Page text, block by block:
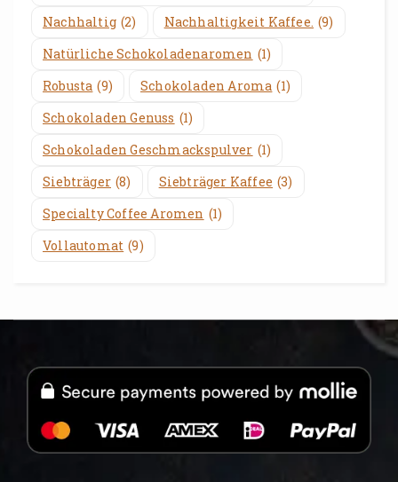
Nachhaltig (2) Nachhaltigkeit Kaffee. (9)
Natürliche Schokoladenaromen (1)
Robusta (9) Schokoladen Aroma (1)
Schokoladen Genuss (1)
Schokoladen Geschmackspulver (1)
Siebträger (8) Siebträger Kaffee (3)
Specialty Coffee Aromen (1)
Vollautomat (9)